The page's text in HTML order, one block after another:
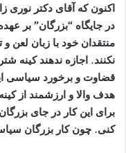
اکنون که آقای دکتر
در جایگاه “بزرگان” بر
منتقدان خود با زبان لعن و
نکنند. اجازه ندهند
قضاوت و برخورد سیاسی
هدف والا و ارزشمند از
برای این کار در جای
کنی. چون کار بزرگان